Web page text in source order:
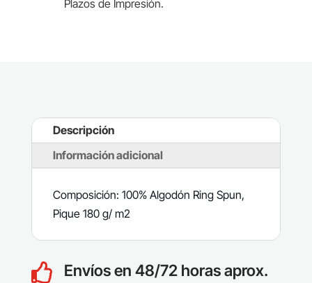
Plazos de Impresión.
Descripción
Información adicional
Composición: 100% Algodón Ring Spun,
Pique 180 g/ m2
 Envíos en 48/72 horas aprox.